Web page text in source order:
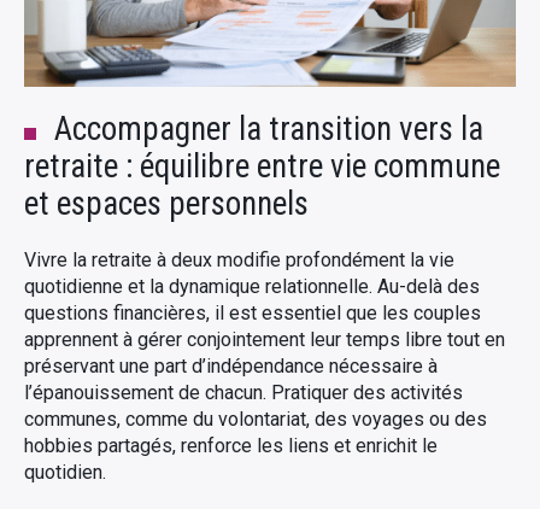
Accompagner la transition vers la
retraite : équilibre entre vie commune
et espaces personnels
Vivre la retraite à deux modifie profondément la vie
quotidienne et la dynamique relationnelle. Au-delà des
questions financières, il est essentiel que les couples
apprennent à gérer conjointement leur temps libre tout en
préservant une part d’indépendance nécessaire à
l’épanouissement de chacun. Pratiquer des activités
communes, comme du volontariat, des voyages ou des
hobbies partagés, renforce les liens et enrichit le
quotidien.